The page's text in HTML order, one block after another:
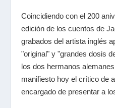
Coincidiendo con el 200
edición de los cuentos de
grabados del artista inglés
"original" y "grandes dosis
los dos hermanos
manifiesto hoy el crítico de
encargado de presentar a